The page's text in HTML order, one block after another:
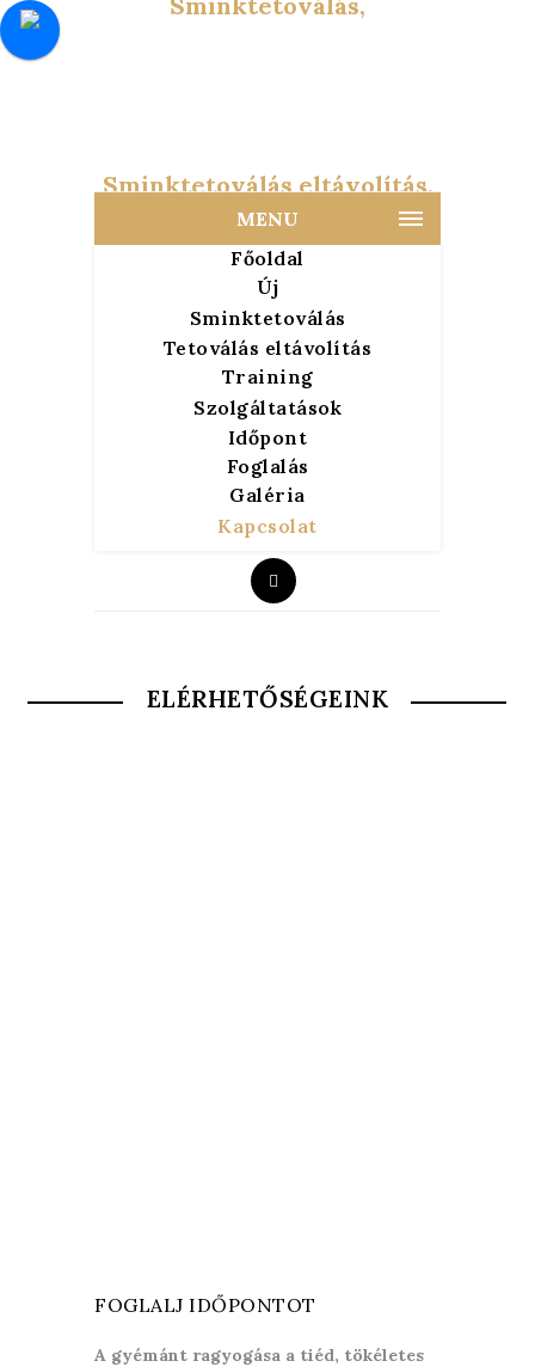
MENU
Főoldal
Új
Sminktetoválás
Tetoválás eltávolítás
Training
Szolgáltatások
Időpont
Foglalás
Galéria
Kapcsolat
ELÉRHETŐSÉGEINK
FOGLALJ IDŐPONTOT
A gyémánt ragyogása a tiéd, tökéletes